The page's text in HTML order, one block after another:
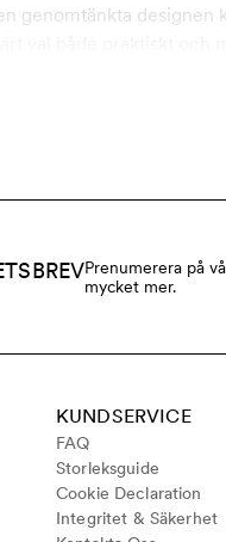
genomtänkta
Prenumerera på
mycket mer.
KUNDSERVICE
FAQ
Storleksguide
Cookie Declaration
Integritet & Säkerhet